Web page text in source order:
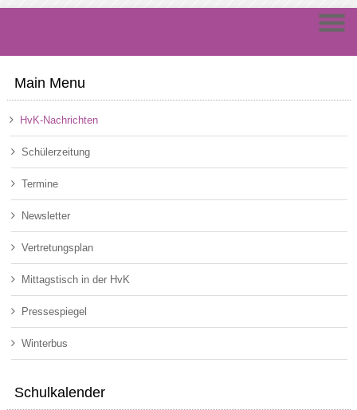
Main Menu
HvK-Nachrichten
Schülerzeitung
Termine
Newsletter
Vertretungsplan
Mittagstisch in der HvK
Pressespiegel
Winterbus
Schulkalender